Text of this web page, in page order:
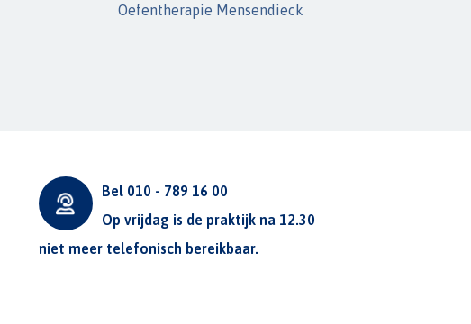
Oefentherapie Mensendieck
Bel 010 - 789 16 00
Op vrijdag is de praktijk na 12.30
niet meer telefonisch bereikbaar.